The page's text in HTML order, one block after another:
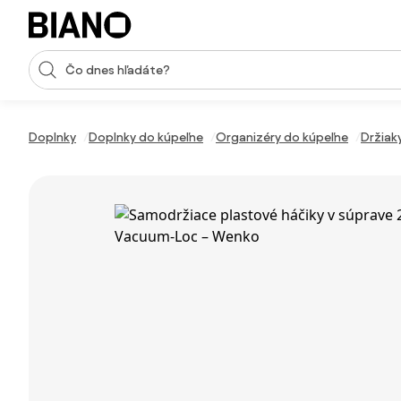
Preskočiť navigáciu, prejsť na obsah
Vstup pre vyhľadávanie
Doplnky Doplnky do kúpeľne Organizéry do kúpeľne